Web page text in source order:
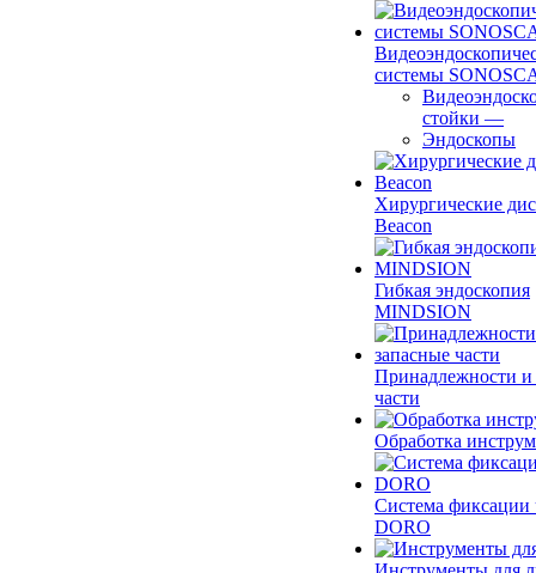
системы
стойки —
Эндоскопы
Хирургические
Beacon
Гибкая эндоскопия
MINDSION
Принадлежности и
части
Обработка
Система фиксации
DORO